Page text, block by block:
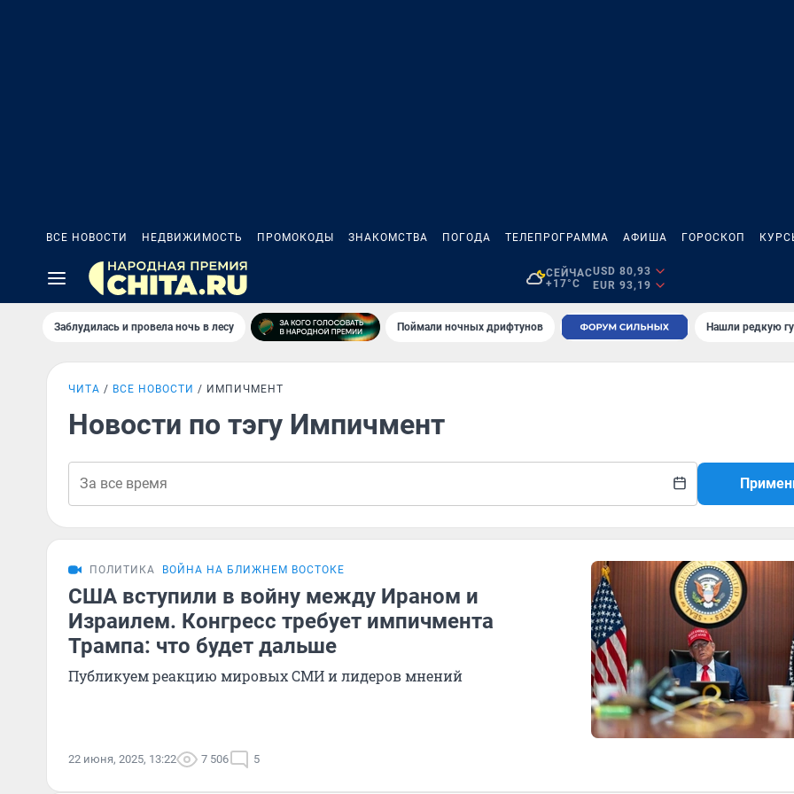
ВСЕ НОВОСТИ НЕДВИЖИМОСТЬ ПРОМОКОДЫ ЗНАКОМСТВА ПОГОДА ТЕЛЕПРОГРАММА АФИША ГОРОСКОП
СЕЙЧАС
+17°C
USD 80,93
EUR 93,19
Заблудилась и провела ночь в лесу Поймали ночных дрифтунов Нашли редкую
ЧИТА ВСЕ НОВОСТИ ИМПИЧМЕНТ
Новости по тэгу Импичмент
ПОЛИТИКА ВОЙНА НА БЛИЖНЕМ ВОСТОКЕ
США вступили в войну между Ираном и
Израилем. Конгресс требует импичмента
Трампа: что будет дальше
Публикуем реакцию мировых СМИ и лидеров мнений
22 июня, 2025, 13:22 7 506 5